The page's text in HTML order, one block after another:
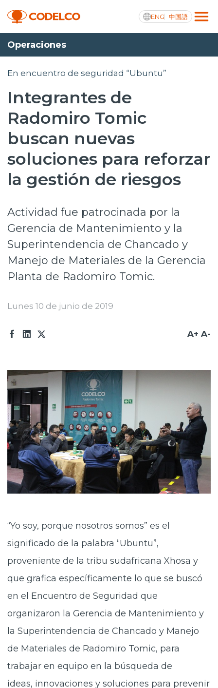
ENG 中国語
Transparencia activa
Nosotros
Innovación
Inversionistas
Prensa
Trabaja en Codelco
Transparencia activa
Proveedores
Acceso trabajadores/as
Operaciones
En encuentro de seguridad “Ubuntu”
Integrantes de
Radomiro Tomic
buscan nuevas
soluciones para reforzar
la gestión de riesgos
Actividad fue patrocinada por la
Gerencia de Mantenimiento y la
Superintendencia de Chancado y
Manejo de Materiales de la Gerencia
Planta de Radomiro Tomic.
Lunes 10 de junio de 2019
A+ A-
“Yo soy, porque nosotros somos” es el
significado de la palabra “Ubuntu”,
proveniente de la tribu sudafricana Xhosa y
que grafica específicamente lo que se buscó
en el Encuentro de Seguridad que
organizaron la Gerencia de Mantenimiento y
la Superintendencia de Chancado y Manejo
de Materiales de Radomiro Tomic, para
trabajar en equipo en la búsqueda de
ideas, innovaciones y soluciones para prevenir